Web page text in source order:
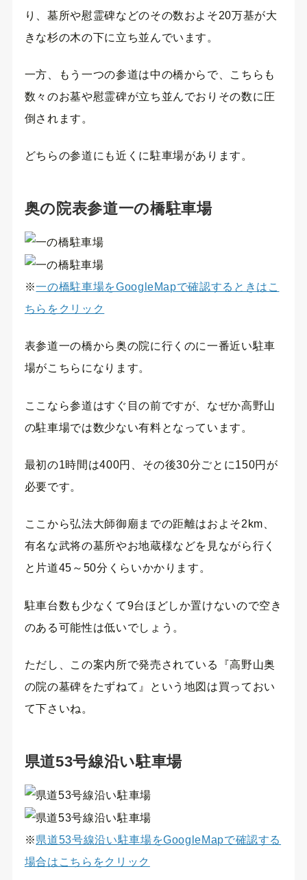
り、墓所や慰霊碑などのその数およそ20万基が大
きな杉の木の下に立ち並んでいます。
一方、もう一つの参道は中の橋からで、こちらも
数々のお墓や慰霊碑が立ち並んでおりその数に圧
倒されます。
どちらの参道にも近くに駐車場があります。
奥の院表参道一の橋駐車場
※一の橋駐車場をGoogleMapで確認するときはこ
ちらをクリック
表参道一の橋から奥の院に行くのに一番近い駐車
場がこちらになります。
ここなら参道はすぐ目の前ですが、なぜか高野山
の駐車場では数少ない有料となっています。
最初の1時間は400円、その後30分ごとに150円が
必要です。
ここから弘法大師御廟までの距離はおよそ2km、
有名な武将の墓所やお地蔵様などを見ながら行く
と片道45～50分くらいかかります。
駐車台数も少なくて9台ほどしか置けないので空き
のある可能性は低いでしょう。
ただし、この案内所で発売されている『高野山奥
の院の墓碑をたずねて』という地図は買っておい
て下さいね。
県道53号線沿い駐車場
※県道53号線沿い駐車場をGoogleMapで確認する
場合はこちらをクリック